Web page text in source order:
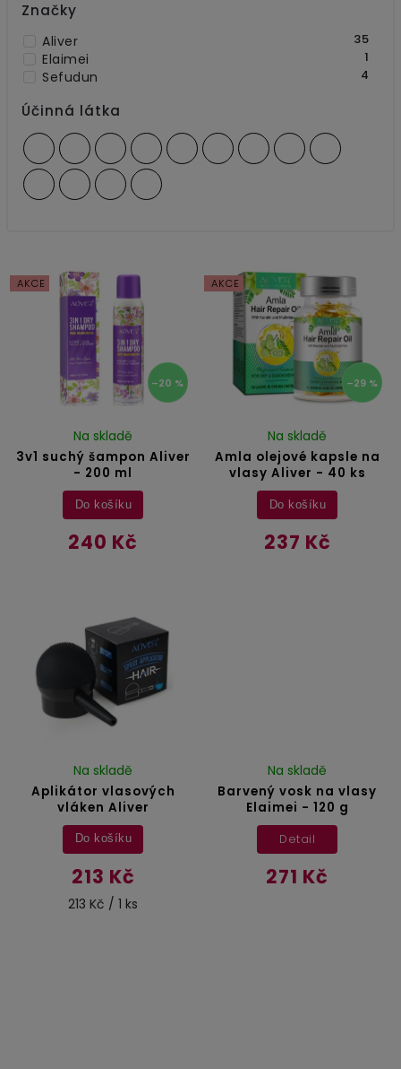
Značky
Aliver 35
Elaimei 1
Sefudun 4
Účinná látka
AKCE
–20 %
3v1 suchý šampon Aliver
- 200 ml
Na skladě
240 Kč
Do košíku
AKCE
–29 %
Amla olejové kapsle na
vlasy Aliver - 40 ks
Na skladě
237 Kč
Do košíku
Aplikátor vlasových
vláken Aliver
Na skladě
213 Kč
213 Kč / 1 ks
Do košíku
Barvený vosk na vlasy
Elaimei - 120 g
Na skladě
271 Kč
Detail